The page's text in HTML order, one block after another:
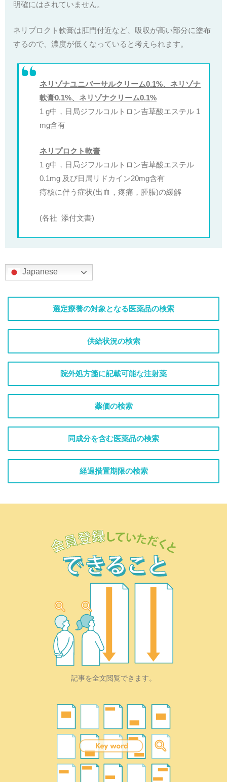
明確にはされていません。
ネリプロクト軟膏は肛門付近など、吸収が高い部分に塗布
するので、濃度が低くなっていると考えられます。
ネリゾナユニバーサルクリーム0.1%、ネリゾナ
軟膏0.1%、ネリゾナクリーム0.1%
1 g中，日局ジフルコルトロン吉草酸エステル 1
mg含有
ネリプロクト軟膏
1 g中，日局ジフルコルトロン吉草酸エステル
0.1mg 及び日局リドカイン20mg含有
痔核に伴う症状(出血，疼痛，腫脹)の緩解
(各社 添付文書)
Japanese
選定療養の対象となる医薬品の検索
供給状況の検索
院外処方箋に記載可能な注射薬
薬価の検索
同成分を含む医薬品の検索
経過措置期限の検索
記事を全文閲覧できます。